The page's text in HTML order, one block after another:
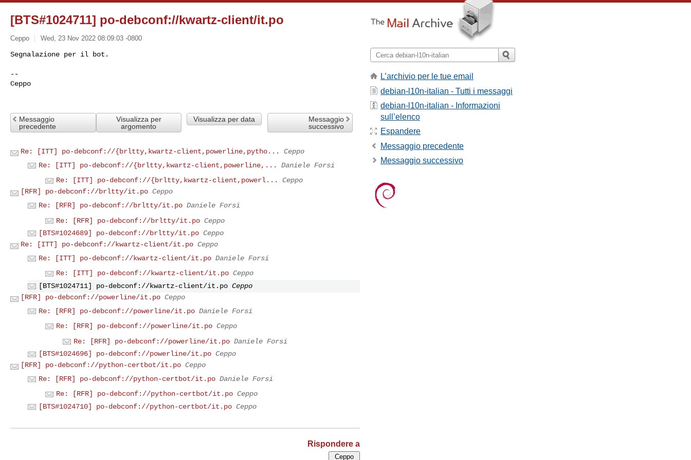
[BTS#1024711] po-debconf://kwartz-client/it.po
Ceppo Wed, 23 Nov 2022 08:09:03 -0800
--
Ceppo
Messaggio
precedente
Visualizza per
argomento
Visualizza per data
Messaggio
successivo
Re: [ITT] po-debconf://{brltty,kwartz-client,powerline,pytho...
Ceppo
Re: [ITT] po-debconf://{brltty,kwartz-client,powerline,...
Daniele Forsi
Re: [ITT] po-debconf://{brltty,kwartz-client,powerl...
Ceppo
[RFR] po-debconf://brltty/it.po Ceppo
Re: [RFR] po-debconf://brltty/it.po Daniele Forsi
Re: [RFR] po-debconf://brltty/it.po Ceppo
[BTS#1024689] po-debconf://brltty/it.po Ceppo
Re: [ITT] po-debconf://kwartz-client/it.po Ceppo
Re: [ITT] po-debconf://kwartz-client/it.po Daniele Forsi
Re: [ITT] po-debconf://kwartz-client/it.po Ceppo
[BTS#1024711] po-debconf://kwartz-client/it.po Ceppo
[RFR] po-debconf://powerline/it.po Ceppo
Re: [RFR] po-debconf://powerline/it.po Daniele Forsi
Re: [RFR] po-debconf://powerline/it.po Ceppo
Re: [RFR] po-debconf://powerline/it.po Daniele Forsi
[BTS#1024696] po-debconf://powerline/it.po Ceppo
[RFR] po-debconf://python-certbot/it.po Ceppo
Re: [RFR] po-debconf://python-certbot/it.po Daniele Forsi
Re: [RFR] po-debconf://python-certbot/it.po Ceppo
[BTS#1024710] po-debconf://python-certbot/it.po Ceppo
Rispondere a
L’archivio per le tue email
debian-l10n-italian - Tutti i messaggi
debian-l10n-italian - Informazioni
sull’elenco
Espandere
Messaggio precedente
Messaggio successivo